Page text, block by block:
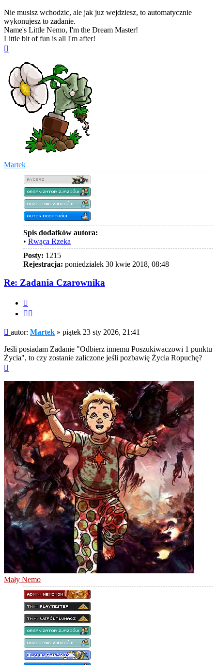
Nie musisz wchodzic, ale jak juz wejdziesz, to automatycznie
wykonujesz to zadanie.
Name's Little Nemo, I'm the Dream Master!
Little bit of fun is all I'm after!
Martek
Spis dodatków autora:
• Rwąca Rzeka
Posty: 1215
Rejestracja: poniedziałek 30 kwie 2018, 08:48
Re: Zadania Czarownika
Post
autor: Martek » piątek 23 sty 2026, 21:41
Jeśli posiadam Zadanie "Odbierz innemu Poszukiwaczowi 1 punktu
Życia", to czy zostanie zaliczone jeśli pozbawię Życia Ropuchę?
Mały Nemo